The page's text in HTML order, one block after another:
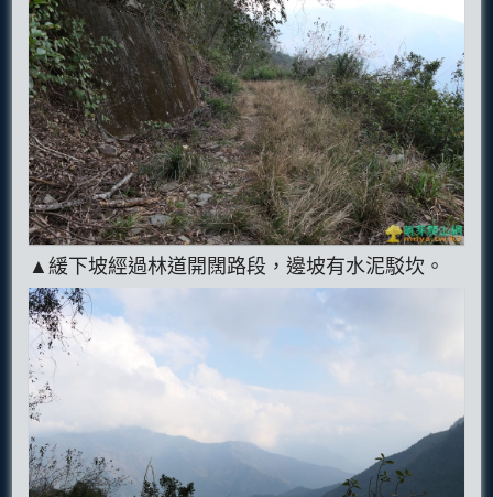
▲緩下坡經過林道開闊路段，邊坡有水泥駁坎。